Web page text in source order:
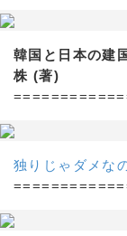
韓国と日本の
株 (著)
独りじゃダメな